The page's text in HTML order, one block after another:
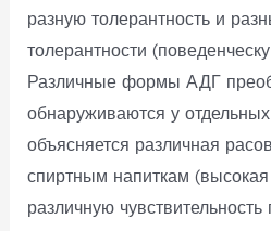
разную толерантность и
толерантности
Различные формы АДГ
обнаруживаются у
объясняется различная
спиртным напиткам
различную